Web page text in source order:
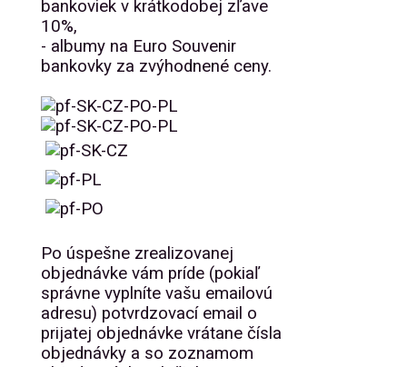
bankoviek v krátkodobej zľave
10%,
- albumy na Euro Souvenir
bankovky za zvýhodnené ceny.
Po úspešne zrealizovanej
objednávke vám príde (pokiaľ
správne vyplníte vašu emailovú
adresu) potvrdzovací email o
prijatej objednávke vrátane čísla
objednávky a so zoznamom